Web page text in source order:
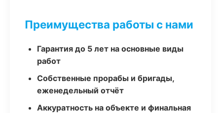
Преимущества работы с нами
Гарантия до 5 лет на основные виды
работ
Собственные прорабы и бригады,
еженедельный отчёт
Аккуратность на объекте и финальная